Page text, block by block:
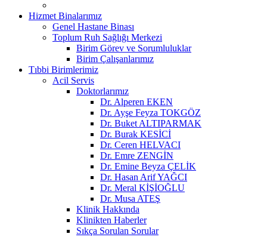
Hizmet Binalarımız
Genel Hastane Binası
Toplum Ruh Sağlığı Merkezi
Birim Görev ve Sorumluluklar
Birim Çalışanlarımız
Tıbbi Birimlerimiz
Acil Servis
Doktorlarımız
Dr. Alperen EKEN
Dr. Ayşe Feyza TOKGÖZ
Dr. Buket ALTIPARMAK
Dr. Burak KESİCİ
Dr. Ceren HELVACI
Dr. Emre ZENGİN
Dr. Emine Beyza ÇELİK
Dr. Hasan Arif YAĞCI
Dr. Meral KİŞİOĞLU
Dr. Musa ATEŞ
Klinik Hakkında
Klinikten Haberler
Sıkça Sorulan Sorular